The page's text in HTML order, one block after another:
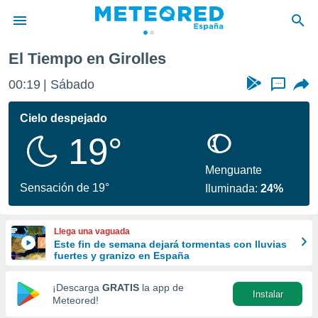
de
por
se
calidad.
a este
las
y
forma
digital
basada
El Tiempo en Girolles
00:19 Sábado ...
Cielo despejado
19°
Sensación de 19°
Menguante
Iluminada:24%
Llega una vaguada
Este fin de semana dejará tormentas con lluvias
fuertes y granizo en España
¡Descarga GRATIS la app de
Meteored!
Instalar